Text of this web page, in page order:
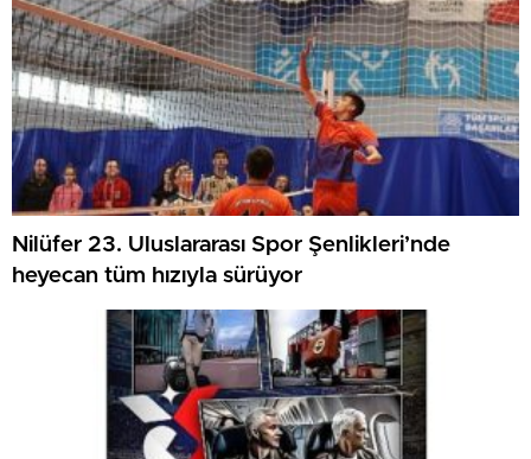
Nilüfer 23. Uluslararası Spor Şenlikleri’nde
heyecan tüm hızıyla sürüyor